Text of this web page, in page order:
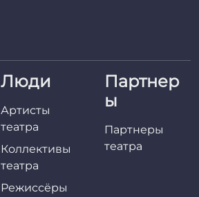
Люди
Артисты
театра
Коллективы
театра
Режиссёры
Партнер
ы
Партнеры
театра